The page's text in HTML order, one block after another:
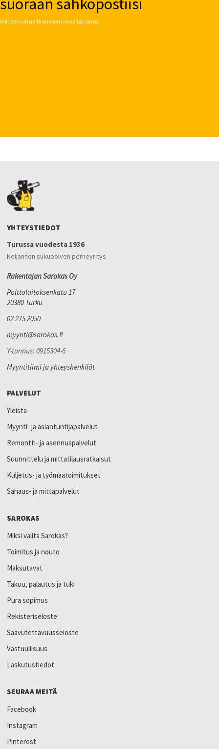
suoraan sähköpostiisi
Voit peruuttaa tilauksen koska tahansa.
YHTEYSTIEDOT
Turussa vuodesta 1936
Neljännen sukupolven perheyritys
Rakentajan Sarokas Oy
Polttolaitoksenkatu 17
20380 Turku
02 275 2050
myynti@sarokas.fi
Y-tunnus: 0915304-6
Myyntitiimi ja yhteyshenkilöt
PALVELUT
Yleistä
Myynti- ja asiantuntijapalvelut
Remontti- ja asennuspalvelut
Suunnittelu ja mittatilausratkaisut
Kuljetus- ja työmaatoimitukset
Sahaus- ja mittapalvelut
SAROKAS
Miksi valita Sarokas?
Toimitus ja nouto
Maksutavat
Takuu, palautus ja tuki
Pura sopimus
Rekisteriseloste
Saavutettavuusseloste
Vastuullisuus
Laskutustiedot
SEURAA MEITÄ
Facebook
Instagram
Pinterest